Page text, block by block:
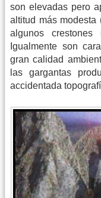
son elevadas pero
altitud más modesta
algunos
Igualmente son
gran calidad
las gargantas
accidentada